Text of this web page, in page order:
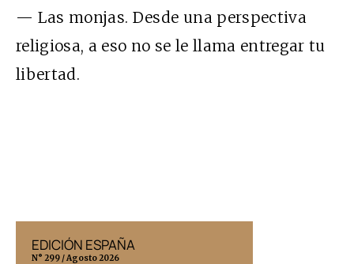
— Las monjas. Desde una perspectiva
religiosa, a eso no se le llama entregar tu
libertad.
EDICIÓN ESPAÑA
N° 299 / Agosto 2026